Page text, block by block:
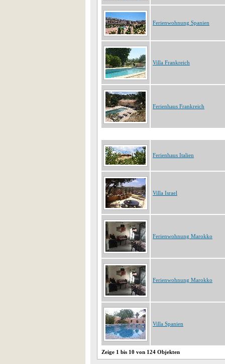
Ferienwohnung Spanien
Villa Frankreich
Ferienhaus Frankreich
Ferienhaus Italien
Villa Israel
Ferienwohnung Marokko
Ferienwohnung Marokko
Villa Spanien
Zeige 1 bis 10 von 124 Objekten